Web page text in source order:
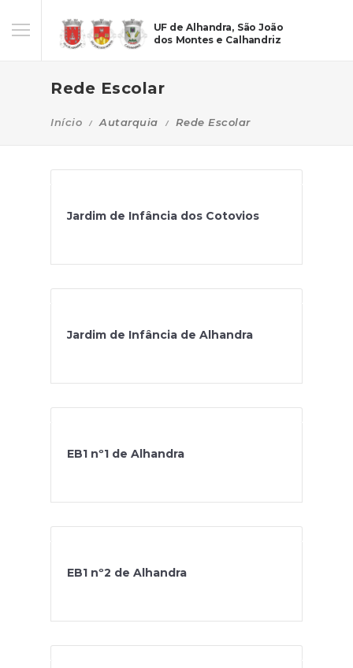
UF de Alhandra, São João
dos Montes e Calhandriz
Rede Escolar
Início Autarquia Rede Escolar
Jardim de Infância dos Cotovios
Jardim de Infância de Alhandra
EB1 nº1 de Alhandra
EB1 nº2 de Alhandra